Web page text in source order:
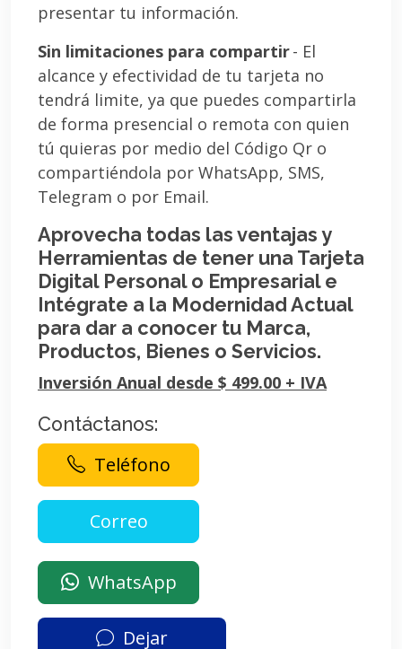
presentar tu información.
Sin limitaciones para compartir- El
alcance y efectividad de tu tarjeta no
tendrá limite, ya que puedes compartirla
de forma presencial o remota con quien
tú quieras por medio del Código Qr o
compartiéndola por WhatsApp, SMS,
Telegram o por Email.
Aprovecha todas las ventajas y
Herramientas de tener una Tarjeta
Digital Personal o Empresarial e
Intégrate a la Modernidad Actual
para dar a conocer tu Marca,
Productos, Bienes o Servicios.
Inversión Anual desde $ 499.00 + IVA
Contáctanos:
Teléfono
WhatsApp
Dejar